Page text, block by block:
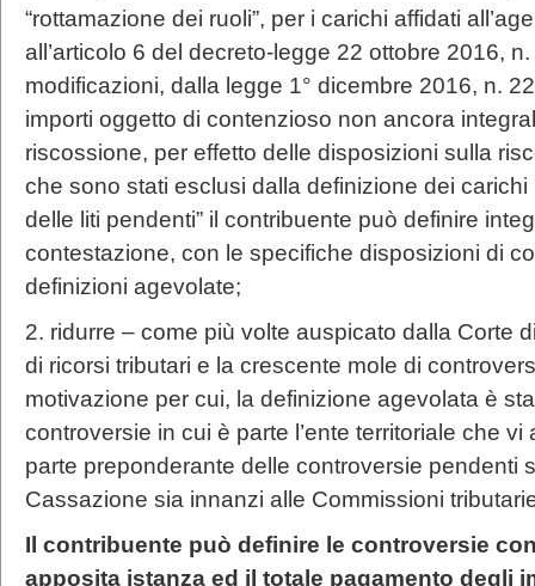
“rottamazione dei ruoli”, per i carichi affidati
all’articolo 6 del decreto-legge 22 ottobre 2016,
modificazioni, dalla legge 1° dicembre 2016, n.
importi oggetto di contenzioso non ancora
riscossione, per effetto delle disposizioni sulla
che sono stati esclusi dalla definizione dei carichi
delle liti pendenti” il contribuente può definire
contestazione, con le specifiche disposizioni di
definizioni agevolate;
2. ridurre – come più volte auspicato dalla Corte
di ricorsi tributari e la crescente mole di
motivazione per cui, la definizione agevolata è
controversie in cui è parte l’ente territoriale che vi
parte preponderante delle controversie pendenti
Cassazione sia innanzi alle Commissioni
Il contribuente può definire le controversie
apposita istanza ed il totale pagamento degli